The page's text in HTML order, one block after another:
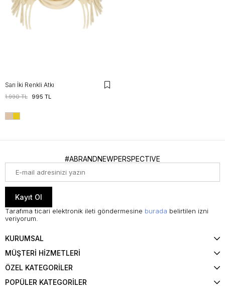
Sarı İki Renkli Atkı
995 TL
1.990 TL
#ABRANDNEWPERSPECTIVE
Kayıt Ol
Tarafıma ticari elektronik ileti göndermesine burada belirtilen izni
veriyorum.
KURUMSAL
MÜŞTERİ HİZMETLERİ
ÖZEL KATEGORİLER
POPÜLER KATEGORİLER